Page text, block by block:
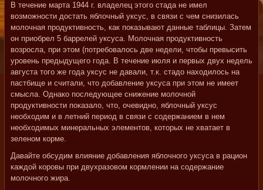
В течение марта 1944 г. владелец этого стада не имел
возможности достать яблочный уксус, в связи с чем снизилась
молочная продуктивность, как показывают данные таблицы. Затем
он приобрел 5 баррелей уксуса. Молочная продуктивность
возросла, при этом (потребовалось две недели, чтобы превысить
уровень предыдущего года. В течение июля и первых двух недель
августа того же года уксус не давали, т.к. стадо находилось на
пастбище и считали, что добавление уксуса при этом не имеет
смысла. Однако последующее снижение молочной
продуктивности показало, что, очевидно, яблочный уксус
необходим и в летний период в связи с содержанием в нем
необходимых минеральных элементов, которых не хватает в
зеленом корме.
Давайте обсудим влияние добавления яблочного уксуса в рацион
каждой коровы при двухразовом кормлении на содержание
молочного жира.